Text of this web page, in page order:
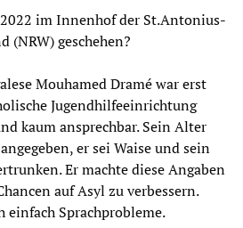
2022 im Innenhof der St.Antonius-
(NRW) geschehen?
Mouhamed Dramé war erst
Jugendhilfeeinrichtung
kaum ansprechbar. Sein Alter
er sei Waise und sein
Er machte diese Angaben
auf Asyl zu verbessern.
einfach Sprachprobleme.